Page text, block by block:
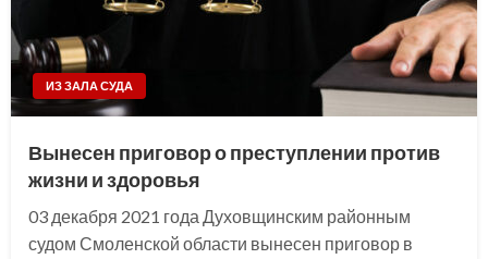
ИЗ ЗАЛА СУДА
Вынесен приговор о преступлении против
жизни и здоровья
03 декабря 2021 года Духовщинским районным
судом Смоленской области вынесен приговор в